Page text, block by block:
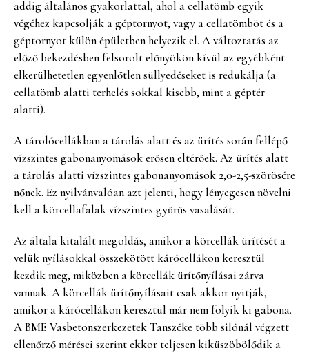
addig általános gyakorlattal, ahol a cellatömb egyik
végéhez kapcsolják a géptornyot, vagy a cellatömböt és a
géptornyot külön épületben helyezik el. A változtatás az
előző bekezdésben felsorolt előnyökön kívül az egyébként
elkerülhetetlen egyenlőtlen süllyedéseket is redukálja (a
cellatömb alatti terhelés sokkal kisebb, mint a géptér
alatti).
A tárolócellákban a tárolás alatt és az ürítés során fellépő
vízszintes gabonanyomások erősen eltérőek. Az ürítés alatt
a tárolás alatti vízszintes gabonanyomások 2,0-2,5-szörösére
nőnek. Ez nyilvánvalóan azt jelenti, hogy lényegesen növelni
kell a körcellafalak vízszintes gyűrűs vasalását.
Az általa kitalált megoldás, amikor a körcellák ürítését a
velük nyílásokkal összekötött kárócellákon keresztül
kezdik meg, miközben a körcellák ürítőnyílásai zárva
vannak. A körcellák ürítőnyílásait csak akkor nyitják,
amikor a kárócellákon keresztül már nem folyik ki gabona.
A BME Vasbetonszerkezetek Tanszéke több silónál végzett
ellenőrző mérései szerint ekkor teljesen kiküszöbölődik a